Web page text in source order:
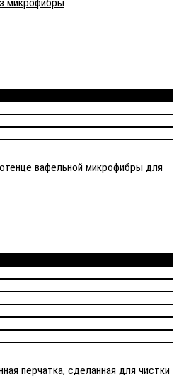
микрофибры
вафельной микрофибры для
перчатка, сделанная для чистки